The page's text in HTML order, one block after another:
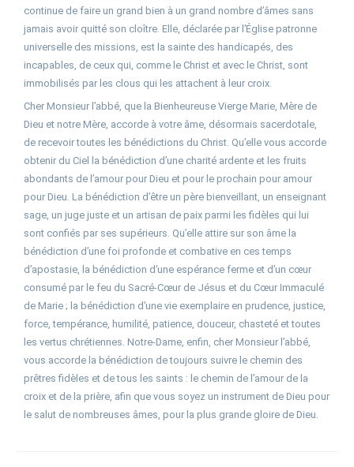
continue de faire un grand bien à un grand nombre d’âmes sans
jamais avoir quitté son cloître. Elle, déclarée par l’Église patronne
universelle des missions, est la sainte des handicapés, des
incapables, de ceux qui, comme le Christ et avec le Christ, sont
immobilisés par les clous qui les attachent à leur croix.
Cher Monsieur l’abbé, que la Bienheureuse Vierge Marie, Mère de
Dieu et notre Mère, accorde à votre âme, désormais sacerdotale,
de recevoir toutes les bénédictions du Christ. Qu’elle vous accorde
obtenir du Ciel la bénédiction d’une charité ardente et les fruits
abondants de l’amour pour Dieu et pour le prochain pour amour
pour Dieu. La bénédiction d’être un père bienveillant, un enseignant
sage, un juge juste et un artisan de paix parmi les fidèles qui lui
sont confiés par ses supérieurs. Qu’elle attire sur son âme la
bénédiction d’une foi profonde et combative en ces temps
d’apostasie, la bénédiction d’une espérance ferme et d’un cœur
consumé par le feu du Sacré-Cœur de Jésus et du Cœur Immaculé
de Marie ; la bénédiction d’une vie exemplaire en prudence, justice,
force, tempérance, humilité, patience, douceur, chasteté et toutes
les vertus chrétiennes. Notre-Dame, enfin, cher Monsieur l’abbé,
vous accorde la bénédiction de toujours suivre le chemin des
prêtres fidèles et de tous les saints : le chemin de l’amour de la
croix et de la prière, afin que vous soyez un instrument de Dieu pour
le salut de nombreuses âmes, pour la plus grande gloire de Dieu.